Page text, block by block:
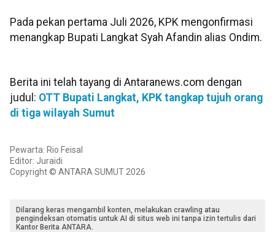
Pada pekan pertama Juli 2026, KPK mengonfirmasi
menangkap Bupati Langkat Syah Afandin alias Ondim.
Berita ini telah tayang di Antaranews.com dengan
judul: OTT Bupati Langkat, KPK tangkap tujuh orang
di tiga wilayah Sumut
Pewarta: Rio Feisal
Editor: Juraidi
Copyright © ANTARA SUMUT 2026
Dilarang keras mengambil konten, melakukan crawling atau
pengindeksan otomatis untuk AI di situs web ini tanpa izin tertulis dari
Kantor Berita ANTARA.